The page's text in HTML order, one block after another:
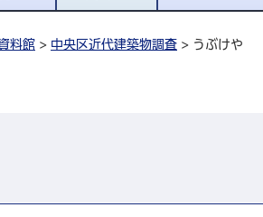
料館 > 中央区近代建築物調査 > うぶけや